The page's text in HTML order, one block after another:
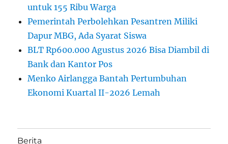
untuk 155 Ribu Warga
Pemerintah Perbolehkan Pesantren Miliki
Dapur MBG, Ada Syarat Siswa
BLT Rp600.000 Agustus 2026 Bisa Diambil di
Bank dan Kantor Pos
Menko Airlangga Bantah Pertumbuhan
Ekonomi Kuartal II-2026 Lemah
Berita